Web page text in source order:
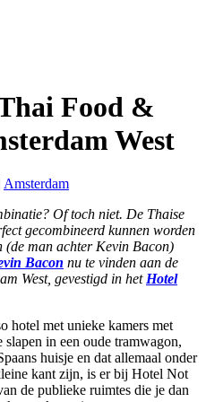
Food &
West
Amsterdam
Of toch niet. De Thaise
gecombineerd kunnen worden
(de man achter Kevin Bacon)
Bacon nu te vinden aan de
West, gevestigd in het Hotel
hotel met unieke kamers met
in een oude tramwagon,
huisje en dat allemaal onder
kant zijn, is er bij Hotel Not
de publieke ruimtes die je dan